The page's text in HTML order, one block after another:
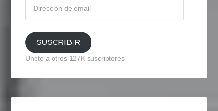
email
SUSCRIBIR
Únete a otros 127K suscriptores